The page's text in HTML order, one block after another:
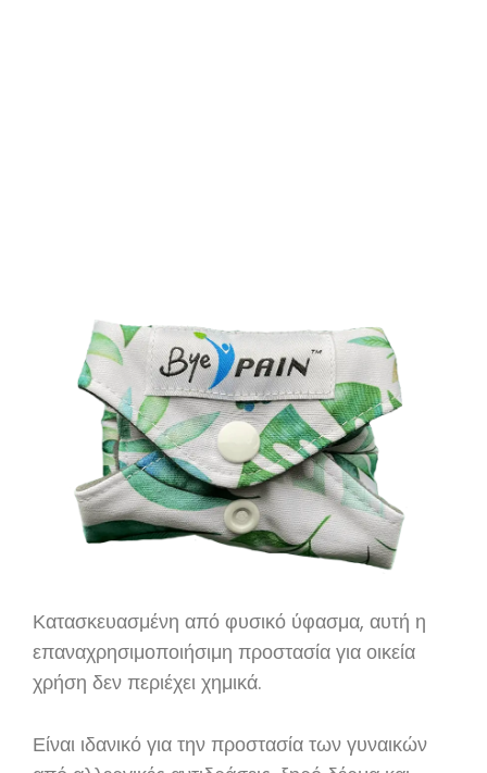
Κατασκευασμένη από φυσικό ύφασμα, αυτή η
επαναχρησιμοποιήσιμη προστασία για οικεία
χρήση δεν περιέχει χημικά.
Είναι ιδανικό για την προστασία των γυναικών